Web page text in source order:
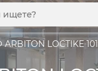
LOCTIKE